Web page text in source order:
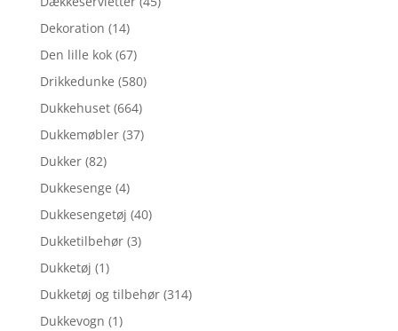
Dekoration (14)
Den lille kok (67)
Drikkedunke (580)
Dukkehuset (664)
Dukkemøbler (37)
Dukker (82)
Dukkesenge (4)
Dukkesengetøj (40)
Dukketilbehør (3)
Dukketøj (1)
Dukketøj og tilbehør (314)
Dukkevogn (1)